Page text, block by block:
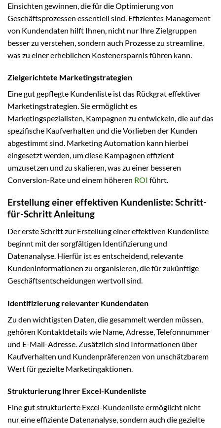
Einsichten gewinnen, die für die Optimierung von
Geschäftsprozessen essentiell sind. Effizientes Management
von Kundendaten hilft Ihnen, nicht nur Ihre Zielgruppen
besser zu verstehen, sondern auch Prozesse zu streamline,
was zu einer erheblichen Kostenersparnis führen kann.
Zielgerichtete Marketingstrategien
Eine gut gepflegte Kundenliste ist das Rückgrat effektiver
Marketingstrategien. Sie ermöglicht es
Marketingspezialisten, Kampagnen zu entwickeln, die auf das
spezifische Kaufverhalten und die Vorlieben der Kunden
abgestimmt sind. Marketing Automation kann hierbei
eingesetzt werden, um diese Kampagnen effizient
umzusetzen und zu skalieren, was zu einer besseren
Conversion-Rate und einem höheren ROI führt.
Erstellung einer effektiven Kundenliste: Schritt-
für-Schritt Anleitung
Der erste Schritt zur Erstellung einer effektiven Kundenliste
beginnt mit der sorgfältigen Identifizierung und
Datenanalyse. Hierfür ist es entscheidend, relevante
Kundeninformationen zu organisieren, die für zukünftige
Geschäftsentscheidungen wertvoll sind.
Identifizierung relevanter Kundendaten
Zu den wichtigsten Daten, die gesammelt werden müssen,
gehören Kontaktdetails wie Name, Adresse, Telefonnummer
und E-Mail-Adresse. Zusätzlich sind Informationen über
Kaufverhalten und Kundenpräferenzen von unschätzbarem
Wert für gezielte Marketingaktionen.
Strukturierung Ihrer Excel-Kundenliste
Eine gut strukturierte Excel-Kundenliste ermöglicht nicht
nur eine effiziente Datenanalyse, sondern auch die gezielte